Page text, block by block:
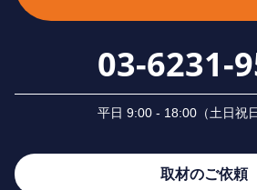
03-6231-
平⽇ 9:00 - 18:00（⼟⽇祝
取材のご依頼